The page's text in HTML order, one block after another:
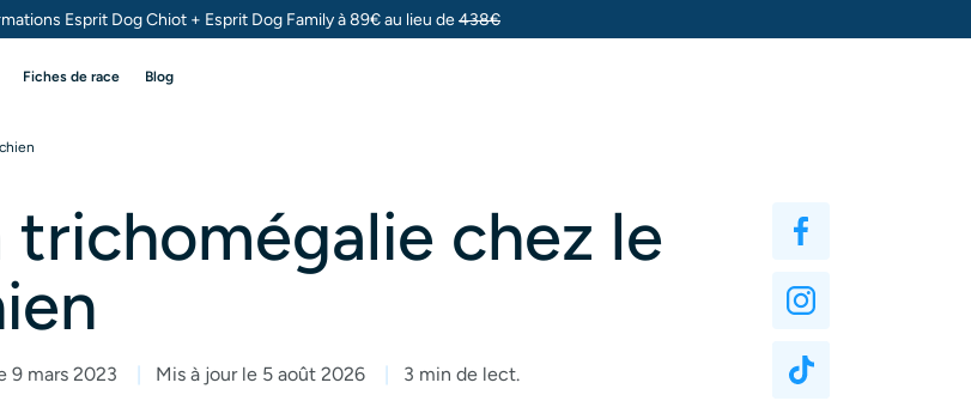
Esprit Dog Chiot + Esprit Dog Family à 89€ au lieu de438€
Fiches de race Blog
trichomégalie chez le
9 mars 2023 Mis à jour le 5 août 2026 3 min de lect.